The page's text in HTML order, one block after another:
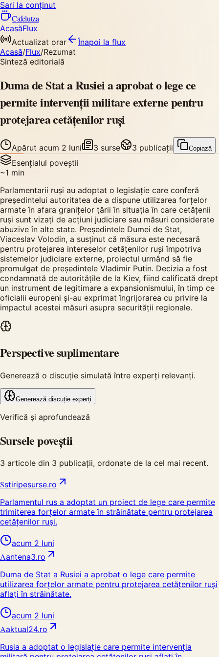
Sari la conținut
Cafelutza
AcasăFlux
Actualizat orar
Înapoi la flux
Acasă/Flux/Rezumat
Sinteză editorială
Duma de Stat a Rusiei a aprobat o lege ce
permite intervenții militare externe pentru
protejarea cetățenilor ruși
Apărut acum 2 luni 3 surse 3 publicații Copiază
Esențialul poveștii
~1 min
Parlamentarii ruși au adoptat o legislație care conferă
președintelui autoritatea de a dispune utilizarea forțelor
armate în afara granițelor țării în situația în care cetățenii
ruși sunt vizați de acțiuni judiciare sau măsuri considerate
abuzive în alte state. Președintele Dumei de Stat,
Viaceslav Volodin, a susținut că măsura este necesară
pentru protejarea intereselor cetățenilor ruși împotriva
sistemelor judiciare externe, proiectul urmând să fie
promulgat de președintele Vladimir Putin. Decizia a fost
condamnată de autoritățile de la Kiev, fiind calificată drept
un instrument de legitimare a expansionismului, în timp ce
oficialii europeni și-au exprimat îngrijorarea cu privire la
impactul acestei măsuri asupra securității regionale.
Perspective suplimentare
Generează o discuție simulată între experți relevanți.
Generează discuție experți
Verifică și aprofundează
Sursele poveștii
3 articole din 3 publicații, ordonate de la cel mai recent.
Sstiripesurse.ro
Parlamentul rus a adoptat un proiect de lege care permite
trimiterea forțelor armate în străinătate pentru protejarea
cetățenilor ruși.
acum 2 luni
Aantena3.ro
Duma de Stat a Rusiei a aprobat o lege care permite
utilizarea forțelor armate pentru protejarea cetățenilor ruși
aflați în străinătate.
acum 2 luni
Aaktual24.ro
Rusia a adoptat o legislație care permite intervenția